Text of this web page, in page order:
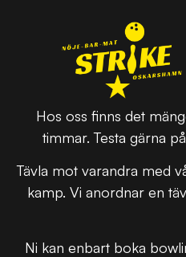
Hos oss finns det
timmar. Testa gärna
Tävla mot varandra med
kamp. Vi anordnar en
Ni kan enbart boka